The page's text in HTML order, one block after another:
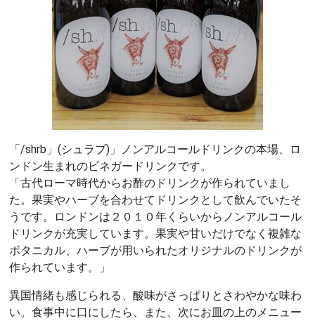
「/shrb」(シュラブ)」ノンアルコールドリンクの本場、ロ
ンドン生まれのビネガードリンクです。
「古代ローマ時代からお酢のドリンクが作られていまし
た。果実やハーブを合わせてドリンクとして飲んでいたそ
うです。ロンドンは２０１０年くらいからノンアルコール
ドリンクが充実しています。果実や甘いだけでなく複雑な
ボタニカル、ハーブが用いられたオリジナルのドリンクが
作られています。」
異国情緒も感じられる、酸味がさっぱりとさわやかな味わ
い。食事中に口にしたら、また、次にお皿の上のメニュー